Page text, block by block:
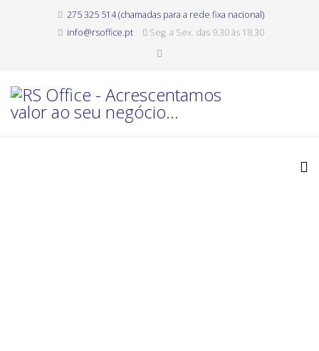
275 325 514 (chamadas para a rede fixa nacional)
info@rsoffice.pt
Seg. a Sex. das 9.30 às 18.30